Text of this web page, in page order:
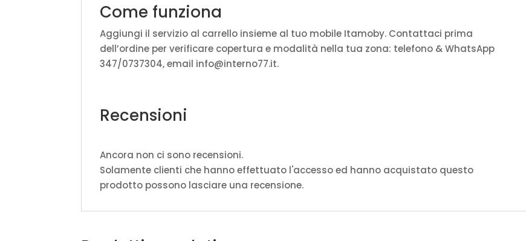
Come funziona
Aggiungi il servizio al carrello insieme al tuo mobile Itamoby. Contattaci prima
dell’ordine per verificare copertura e modalità nella tua zona: telefono & WhatsApp
347/0737304, email info@interno77.it.
Recensioni
Ancora non ci sono recensioni.
Solamente clienti che hanno effettuato l'accesso ed hanno acquistato questo
prodotto possono lasciare una recensione.